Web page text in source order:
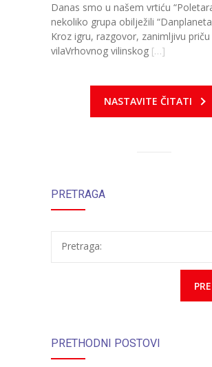
-- Stručni tim
-- Galerija
-- COVID-19 Procedure
---- Osnovni elementi ugovora
---- Nabavka usluga iz anexa II
-- Edukacije za roditelje
Danas smo u našem vrtiću
nekoliko grupa obilježili
Kroz igru, razgovor, zanimljivu priču
vilaVrhovnog vilinskog […]
NASTAVITE ČITATI
PRETRAGA
Pretraga:
PRETHODNI POSTOVI